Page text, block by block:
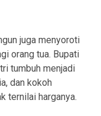
juga menyoroti
orang tua. Bupati
tumbuh menjadi
dan kokoh
ternilai harganya.